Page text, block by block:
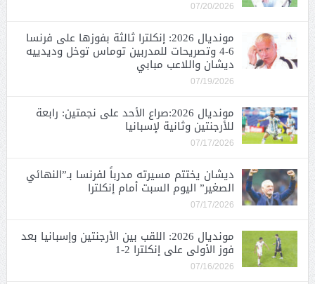
07/20/2026
مونديال 2026: إنكلترا ثالثة بفوزها على فرنسا
6-4 وتصريحات للمدربين توماس توخل وديدييه
ديشان واللاعب مبابي
07/19/2026
مونديال 2026:صراع الأحد على نجمتين: رابعة
للأرجنتين وثانية لإسبانيا
07/17/2026
ديشان يختتم مسيرته مدرباً لفرنسا بـ”النهائي
الصغير” اليوم السبت أمام إنكلترا
07/17/2026
مونديال 2026: اللقب بين الأرجنتين وإسبانيا بعد
فوز الأولى على إنكلترا 2-1
07/16/2026